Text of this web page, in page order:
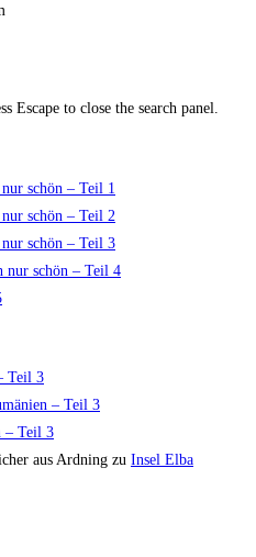
Escape to close the search panel.
schön – Teil 1
schön – Teil 2
schön – Teil 3
nur schön – Teil 4
Teil 3
– Teil 3
– Teil 3
aus Ardning zu Insel Elba